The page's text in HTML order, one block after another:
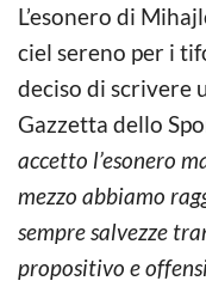
L’esonero di
ciel sereno per i
deciso di scrivere
Gazzetta dello
accetto l’esonero
mezzo abbiamo
sempre salvezze
propositivo e